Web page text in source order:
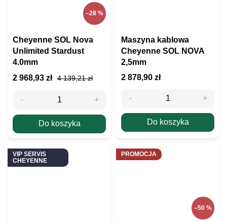
–28 %
Cheyenne SOL Nova
Unlimited Stardust
4.0mm
4 139,21 zł
2 968,93 zł
Do koszyka
Maszyna kablowa
Cheyenne SOL NOVA
2,5mm
2 878,90 zł
Do koszyka
VIP SERVIS
CHEYENNE
PROMOCJA
–50 %